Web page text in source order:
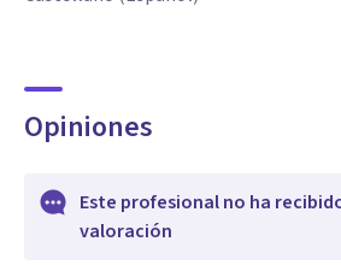
Opiniones
Este profesional no ha
valoración